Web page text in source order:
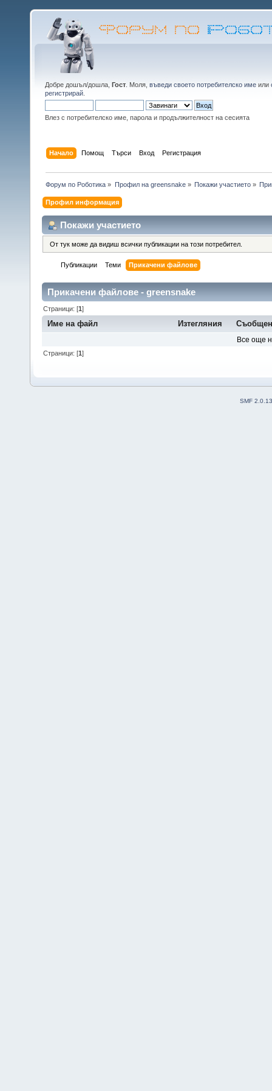
Добре дошъл/дошла, Гост . Моля, въведи своето потребителско име или
регистрирай
Влез с потребителско име, парола и продължителност на сесията
Начало Помощ Търси Вход Регистрация
Форум по Роботика » Профил на greensnake» Покажи участието»
Профил информация
Покажи участието
От тук може да видиш всички публикации на този потребител.
Публикации Теми Прикачени файлове
Прикачени файлове - greensnake
Страници: [1]
Име на файл Изтегляния
Все още
Страници: [1]
SMF 2.0.13